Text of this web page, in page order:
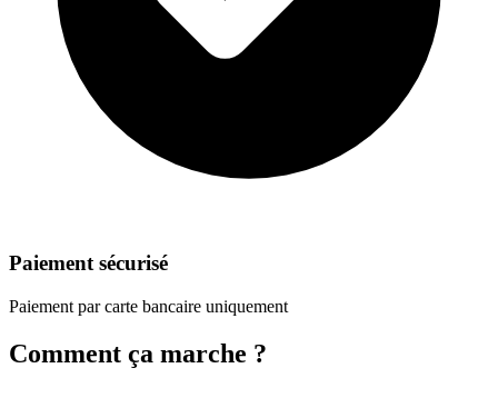
Paiement sécurisé
Paiement par carte bancaire uniquement
Comment ça marche ?